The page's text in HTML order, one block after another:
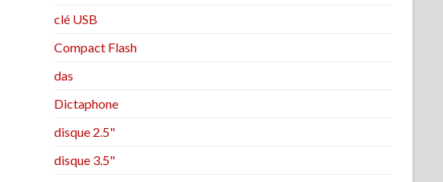
clé USB
Compact Flash
das
Dictaphone
disque 2.5"
disque 3.5"